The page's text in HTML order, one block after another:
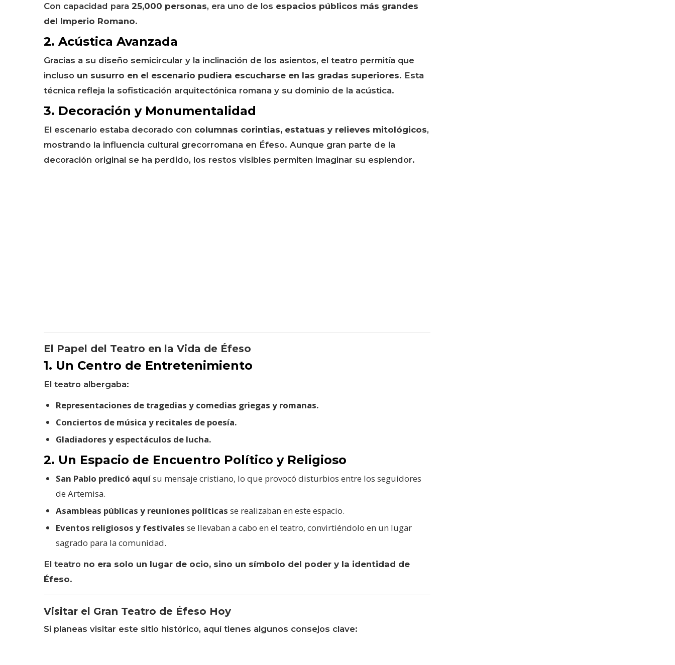
Con capacidad para 25,000 personas, era uno de los espacios públicos más grandes
del Imperio Romano.
2. Acústica Avanzada
Gracias a su diseño semicircular y la inclinación de los asientos, el teatro permitía que
incluso un susurro en el escenario pudiera escucharse en las gradas superiores. Esta
técnica refleja la sofisticación arquitectónica romana y su dominio de la acústica.
3. Decoración y Monumentalidad
El escenario estaba decorado con columnas corintias, estatuas y relieves mitológicos,
mostrando la influencia cultural grecorromana en Éfeso. Aunque gran parte de la
decoración original se ha perdido, los restos visibles permiten imaginar su esplendor.
El Papel del Teatro en la Vida de Éfeso
1. Un Centro de Entretenimiento
El teatro albergaba:
Representaciones de tragedias y comedias griegas y romanas.
Conciertos de música y recitales de poesía.
Gladiadores y espectáculos de lucha.
2. Un Espacio de Encuentro Político y Religioso
San Pablo predicó aquísu mensaje cristiano, lo que provocó disturbios entre los seguidores
de Artemisa.
Asambleas públicas y reuniones políticas se realizaban en este espacio.
Eventos religiosos y festivales se llevaban a cabo en el teatro, convirtiéndolo en un lugar
sagrado para la comunidad.
El teatro no era solo un lugar de ocio, sino un símbolo del poder y la identidad de
Éfeso.
Visitar el Gran Teatro de Éfeso Hoy
Si planeas visitar este sitio histórico, aquí tienes algunos consejos clave: